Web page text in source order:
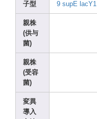
子型
9 supE lacY1
親株
(供与
菌)
親株
(受容
菌)
変異
導入